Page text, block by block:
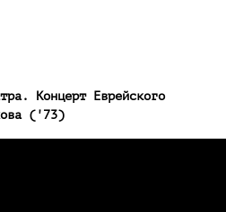
Концерт Еврейского
('73)